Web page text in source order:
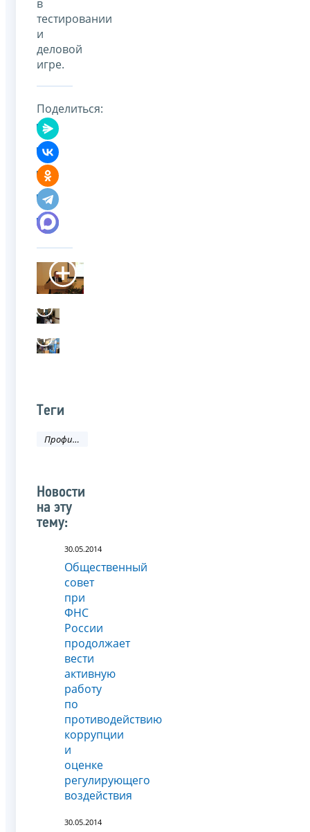
в
тестировании
и
деловой
игре.
Поделиться:
Теги
Профилактика коррупционных правонарушений
Новости
на эту
тему:
30.05.2014
Общественный
совет
при
ФНС
России
продолжает
вести
активную
работу
по
противодействию
коррупции
и
оценке
регулирующего
воздействия
30.05.2014